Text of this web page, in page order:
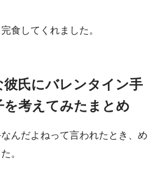
食してくれました。
氏にバレンタイン手
考えてみたまとめ
んだよねって言われたとき、め
。